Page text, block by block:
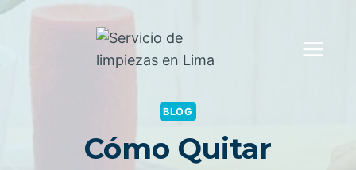
Saltar
BLOG
Cómo Quitar